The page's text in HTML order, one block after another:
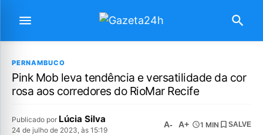
PERNAMBUCO
Pink Mob leva tendência e versatilidade da cor
rosa aos corredores do RioMar Recife
Publicado por Lúcia Silva
24 de julho de 2023, às 15:19
A- A+ 1 MIN SALVE